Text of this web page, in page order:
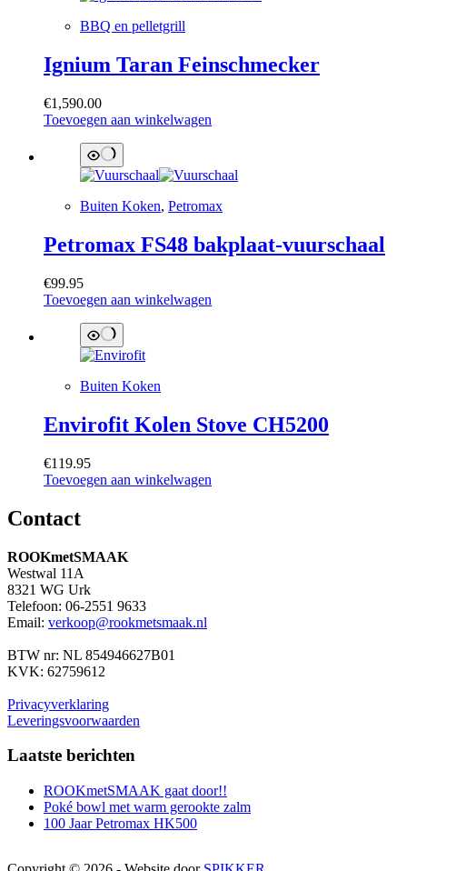
BBQ en pelletgrill
Ignium Taran Feinschmecker
€1,590.00
Toevoegen aan winkelwagen
Buiten Koken, Petromax
Petromax FS48 bakplaat-vuurschaal
€99.95
Toevoegen aan winkelwagen
Buiten Koken
Envirofit Kolen Stove CH5200
€119.95
Toevoegen aan winkelwagen
Contact
ROOKmetSMAAK
Westwal 11A
8321 WG Urk
Telefoon: 06-2551 9633
Email: verkoop@rookmetsmaak.nl
BTW nr: NL 854946627B01
KVK: 62759612
Privacyverklaring
Leveringsvoorwaarden
Laatste berichten
ROOKmetSMAAK gaat door!!
Poké bowl met warm gerookte zalm
100 Jaar Petromax HK500